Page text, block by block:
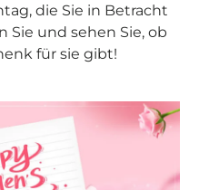
die Sie in Betracht
Sie und sehen Sie, ob
für sie gibt!